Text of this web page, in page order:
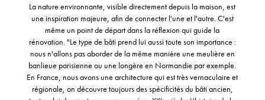
La nature environnante, visible directement depuis la maison, est
une inspiration majeure, afin de connecter l'une et l'autre. C'est
même un point de départ dans la réflexion qui guide la
rénovation. "Le type de bâti prend lui aussi toute son importance :
nous n'allons pas aborder de la même manière une meulière en
banlieue parisienne ou une longère en Normandie par exemple.
En France, nous avons une architecture qui est très vernaculaire et
régionale, on découvre toujours des spécificités du bâti ancien,